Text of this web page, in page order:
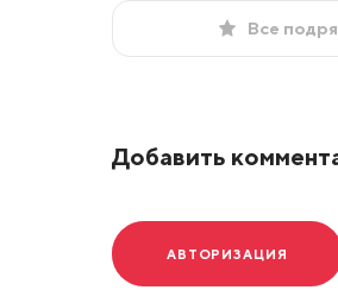
Все
Добавить
АВТОРИЗАЦИЯ